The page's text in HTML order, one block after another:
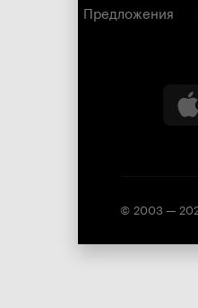
Предложения
© 2003 —